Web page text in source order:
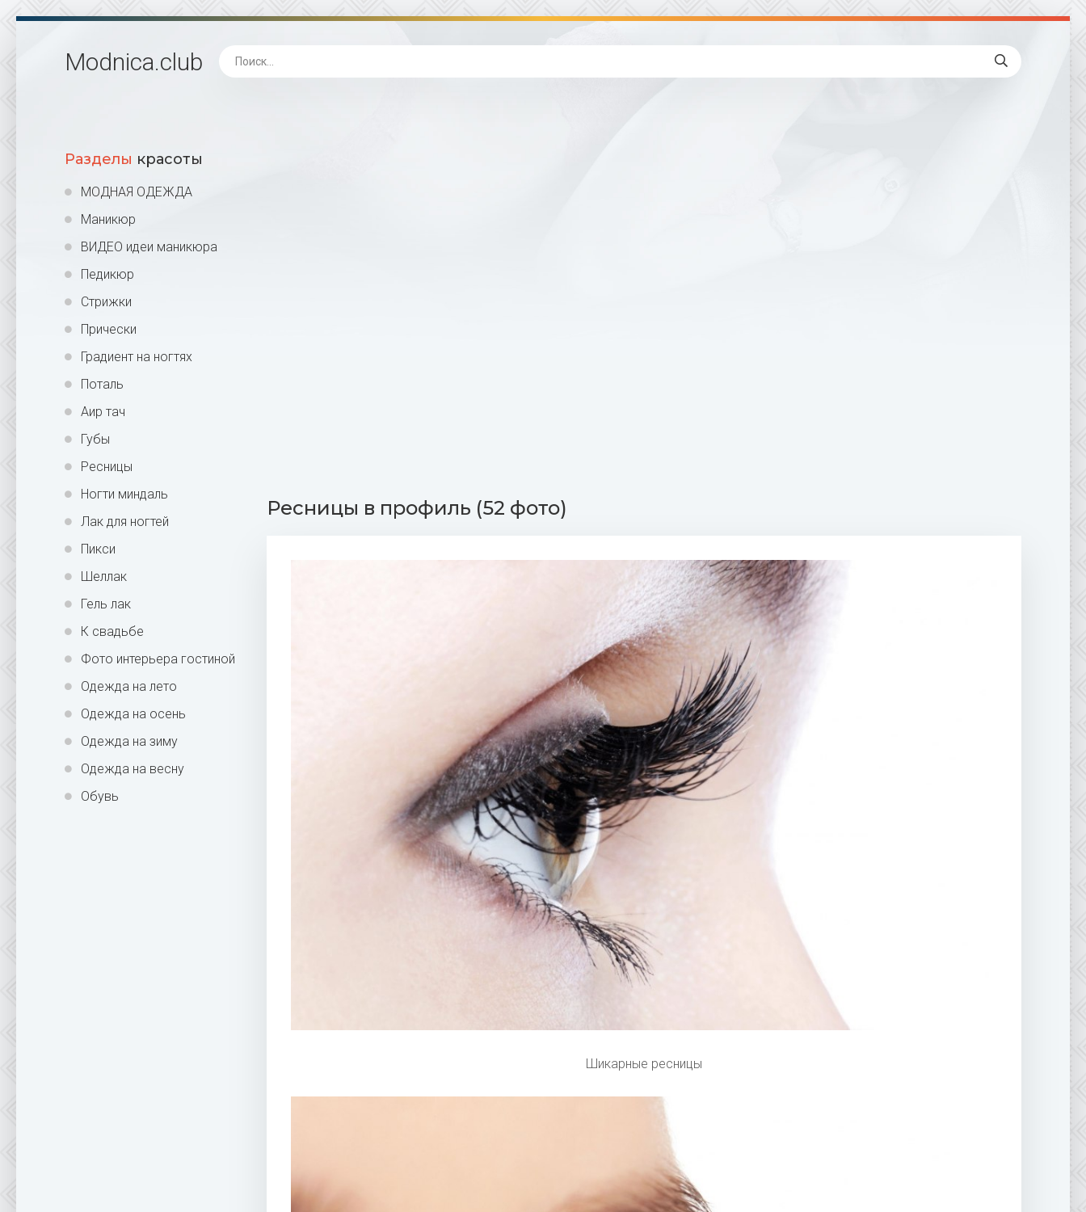
Modnica.club
Разделы красоты
МОДНАЯ ОДЕЖДА
Маникюр
ВИДЕО идеи маникюра
Педикюр
Стрижки
Прически
Градиент на ногтях
Поталь
Аир тач
Губы
Ресницы
Ногти миндаль
Лак для ногтей
Пикси
Шеллак
Гель лак
К свадьбе
Фото интерьера гостиной
Одежда на лето
Одежда на осень
Одежда на зиму
Одежда на весну
Обувь
Ресницы в профиль (52 фото)
Шикарные ресницы